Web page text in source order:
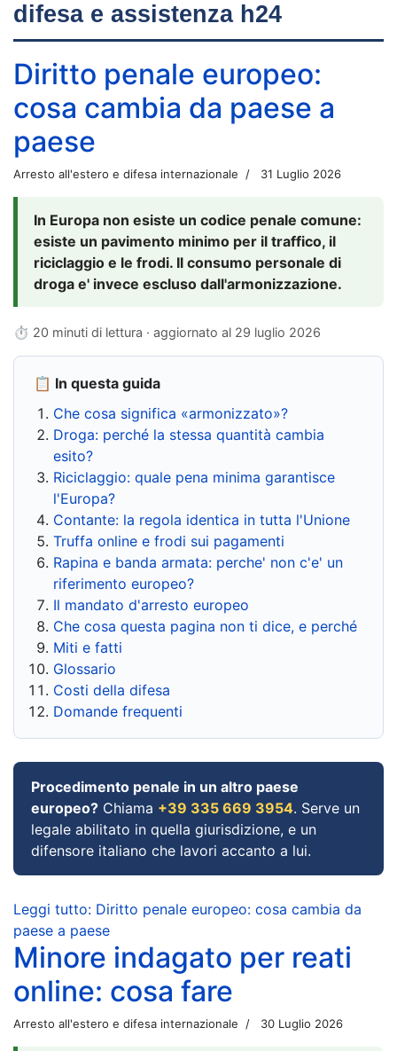
difesa e assistenza h24
Diritto penale europeo:
cosa cambia da paese a
paese
Arresto all'estero e difesa internazionale 31 Luglio 2026
In Europa non esiste un codice penale comune:
esiste un pavimento minimo per il traffico, il
riciclaggio e le frodi. Il consumo personale di
droga e' invece escluso dall'armonizzazione.
⏱ 20 minuti di lettura · aggiornato al 29 luglio 2026
📋 In questa guida
Che cosa significa «armonizzato»?
Droga: perché la stessa quantità cambia
esito?
Riciclaggio: quale pena minima garantisce
l'Europa?
Contante: la regola identica in tutta l'Unione
Truffa online e frodi sui pagamenti
Rapina e banda armata: perche' non c'e' un
riferimento europeo?
Il mandato d'arresto europeo
Che cosa questa pagina non ti dice, e perché
Miti e fatti
Glossario
Costi della difesa
Domande frequenti
Procedimento penale in un altro paese
europeo? Chiama +39 335 669 3954. Serve un
legale abilitato in quella giurisdizione, e un
difensore italiano che lavori accanto a lui.
Leggi tutto: Diritto penale europeo: cosa cambia da
paese a paese
Minore indagato per reati
online: cosa fare
Arresto all'estero e difesa internazionale 30 Luglio 2026